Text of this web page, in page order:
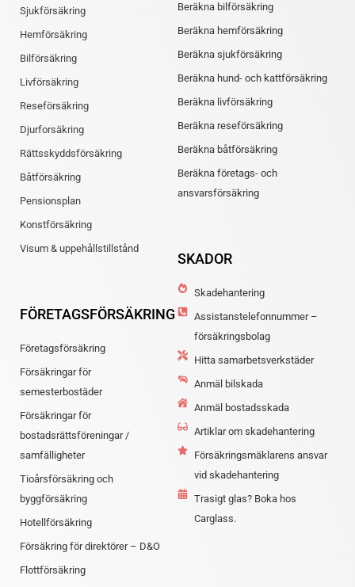
Sjukförsäkring
Hemförsäkring
Bilförsäkring
Livförsäkring
Reseförsäkring
Djurforsäkring
Rättsskyddsförsäkring
Båtförsäkring
Pensionsplan
Konstförsäkring
Visum & uppehållstillstånd
FÖRETAGSFÖRSÄKRING
Företagsförsäkring
Försäkringar för
semesterbostäder
Försäkringar för
bostadsrättsföreningar /
samfälligheter
Tioårsförsäkring och
byggförsäkring
Hotellförsäkring
Försäkring för direktörer – D&O
Flottförsäkring
Beräkna bilförsäkring
Beräkna hemförsäkring
Beräkna sjukförsäkring
Beräkna hund- och kattförsäkring
Beräkna livförsäkring
Beräkna reseförsäkring
Beräkna båtförsäkring
Beräkna företags- och
ansvarsförsäkring
SKADOR
Skadehantering
Assistanstelefonnummer –
försäkringsbolag
Hitta samarbetsverkstäder
Anmäl bilskada
Anmäl bostadsskada
Artiklar om skadehantering
Försäkringsmäklarens ansvar
vid skadehantering
Trasigt glas? Boka hos
Carglass.